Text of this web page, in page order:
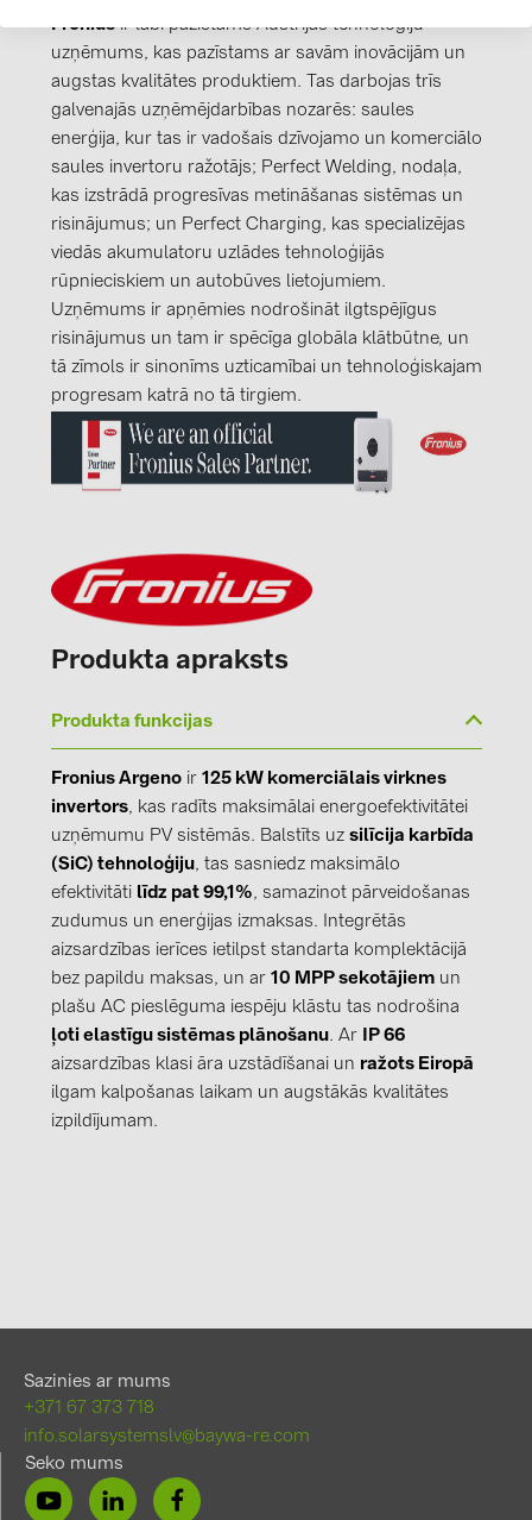
Froniusir labi pazīstams Austrijas tehnoloģiju
uzņēmums, kas pazīstams ar savām inovācijām un
augstas kvalitātes produktiem. Tas darbojas trīs
galvenajās uzņēmējdarbības nozarēs: saules
enerģija, kur tas ir vadošais dzīvojamo un komerciālo
saules invertoru ražotājs; Perfect Welding, nodaļa,
kas izstrādā progresīvas metināšanas sistēmas un
risinājumus; un Perfect Charging, kas specializējas
viedās akumulatoru uzlādes tehnoloģijās
rūpnieciskiem un autobūves lietojumiem.
Uzņēmums ir apņēmies nodrošināt ilgtspējīgus
risinājumus un tam ir spēcīga globāla klātbūtne, un
tā zīmols ir sinonīms uzticamībai un tehnoloģiskajam
progresam katrā no tā tirgiem.
Produkta apraksts
Produkta funkcijas
Fronius Argenoir 125 kW komerciālais virknes
invertors, kas radīts maksimālai energoefektivitātei
uzņēmumu PV sistēmās. Balstīts uz silīcija karbīda
(SiC) tehnoloģiju, tas sasniedz maksimālo
efektivitāti līdz pat 99,1%, samazinot pārveidošanas
zudumus un enerģijas izmaksas. Integrētās
aizsardzības ierīces ietilpst standarta komplektācijā
bez papildu maksas, un ar 10 MPP sekotājiemun
plašu AC pieslēguma iespēju klāstu tas nodrošina
ļoti elastīgu sistēmas plānošanu. Ar IP 66
aizsardzības klasi āra uzstādīšanai un ražots Eiropā
ilgam kalpošanas laikam un augstākās kvalitātes
izpildījumam.
Sazinies ar mums
+371 67 373 718
info.solarsystemslv@baywa-re.com
Seko mums